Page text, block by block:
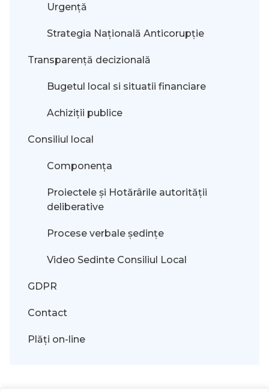
Urgență
Strategia Națională Anticorupție
Transparență decizională
Bugetul local si situatii financiare
Achiziții publice
Consiliul local
Componența
Proiectele și Hotărârile autorității
deliberative
Procese verbale ședințe
Video Sedinte Consiliul Local
GDPR
Contact
Plăți on-line